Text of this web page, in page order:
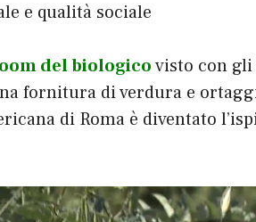
e qualità sociale
del biologicovisto con
fornitura di verdura e
di Roma è diventato